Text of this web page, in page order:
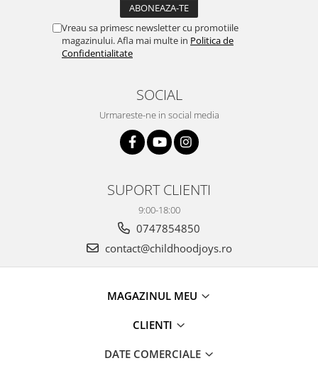
Vreau sa primesc newsletter cu promotiile
magazinului. Afla mai multe in Politica de
Confidentialitate
SOCIAL
Urmareste-ne in social media
SUPORT CLIENTI
9:00-18:00
0747854850
contact@childhoodjoys.ro
MAGAZINUL MEU
CLIENTI
DATE COMERCIALE